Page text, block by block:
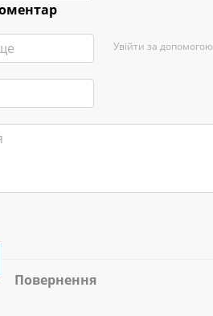
Увійти за допомогою
Повернення